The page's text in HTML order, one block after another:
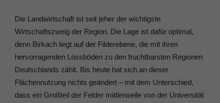
Die Landwirtschaft ist seit jeher der wichtigste
Wirtschaftszweig der Region. Die Lage ist dafür optimal,
denn Birkach liegt auf der Filderebene, die mit ihren
hervorragenden Lössböden zu den fruchtbarsten Regionen
Deutschlands zählt. Bis heute hat sich an dieser
Flächennutzung nichts geändert – mit dem Unterschied,
dass ein Großteil der Felder mittlerweile von der Universität